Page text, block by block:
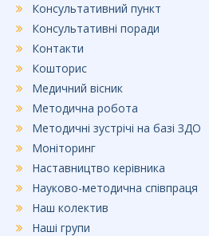
Консультативний пункт
Консультативні поради
Контакти
Кошторис
Медичний вісник
Методична робота
Методичні зустрічі на базі ЗДО
Моніторинг
Наставництво керівника
Науково-методична співпраця
Наш колектив
Наші групи